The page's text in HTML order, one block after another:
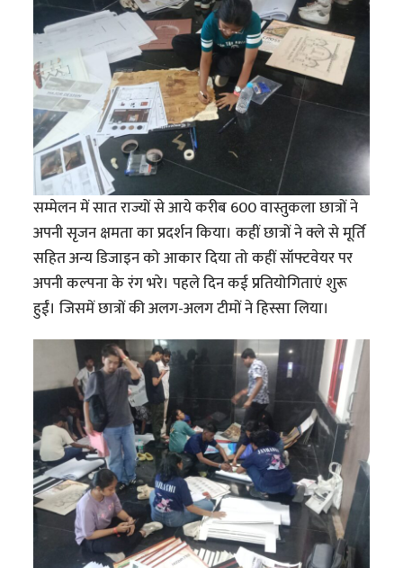
सम्मेलन में सात राज्यों से आये करीब 600 वास्तुकला छात्रों ने
अपनी सृजन क्षमता का प्रदर्शन किया। कहीं छात्रों ने क्ले से मूर्ति
सहित अन्य डिजाइन को आकार दिया तो कहीं सॉफ्टवेयर पर
अपनी कल्पना के रंग भरे। पहले दिन कई प्रतियोगिताएं शुरू
हुईं। जिसमें छात्रों की अलग-अलग टीमों ने हिस्सा लिया।